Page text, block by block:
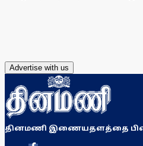
Advertise with us
தினமணி இணையதளத்தை